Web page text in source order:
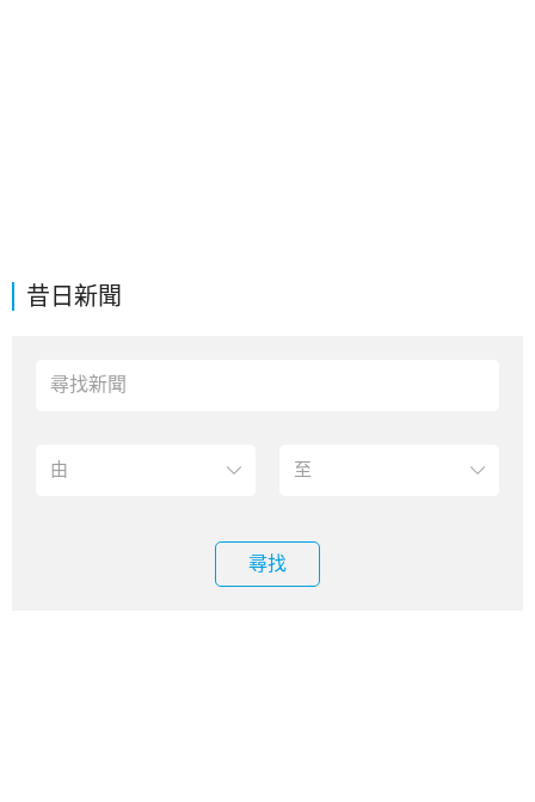
昔日新聞
尋找